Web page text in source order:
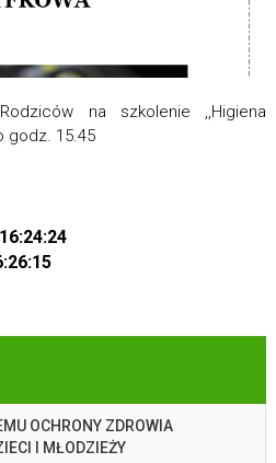
na szkolenie ,,Higiena
godz. 15.45
OCHRONY ZDROWIA
I MŁODZIEŻY